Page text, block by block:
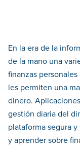
En la era de la
de la mano una
finanzas
les permiten una
dinero.
gestión diaria del
plataforma segura
y aprender sobre